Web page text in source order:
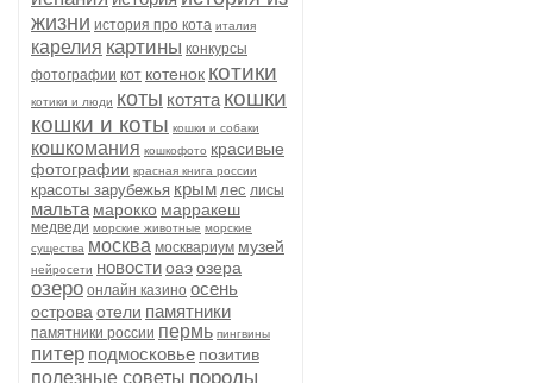
жизни история про кота италия
карелия картины конкурсы
фотографии кот котенок котики
котики и люди коты котята кошки
кошки и коты кошки и собаки
кошкомания кошкофото красивые
фотографии красная книга россии
красоты зарубежья крым лес лисы
мальта марокко марракеш
медведи морские животные морские
существа москва москвариум музей
нейросети новостиоаэозера
озеро онлайн казино осень
острова отели памятники
памятники россии пермь пингвины
питер подмосковье позитив
полезные советы породы